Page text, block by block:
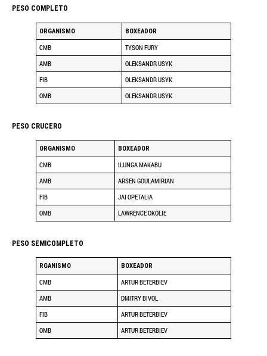
PESO COMPLETO
ORGANISMO BOXEADOR
CMB
TYSON FURY
AMB
OLEKSANDR USYK
FIB
OLEKSANDR USYK
OMB
OLEKSANDR USYK
PESO CRUCERO
ORGANISMO BOXEADOR
CMB
ILUNGA MAKABU
AMB
ARSEN GOULAMIRIAN
FIB
JAI OPETALIA
OMB
LAWRENCE OKOLIE
PESO SEMICOMPLETO
RGANISMO BOXEADOR
CMB
ARTUR BETERBIEV
AMB
DMITRY BIVOL
FIB
ARTUR BETERBIEV
OMB
ARTUR BETERBIEV